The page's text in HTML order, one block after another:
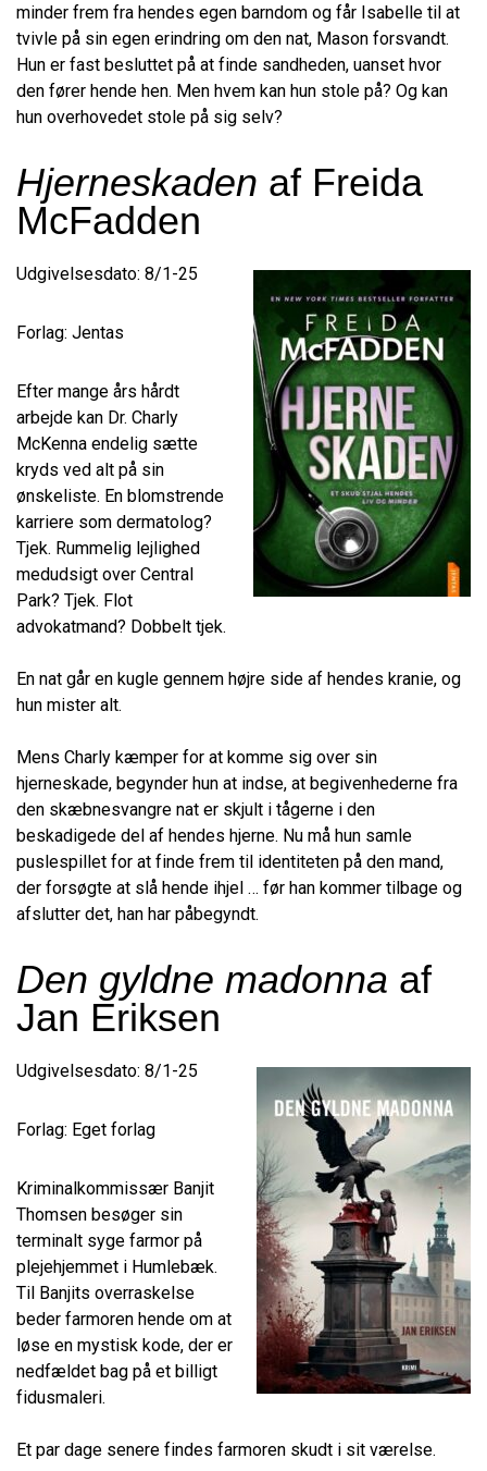
minder frem fra hendes egen barndom og får Isabelle til at
tvivle på sin egen erindring om den nat, Mason forsvandt.
Hun er fast besluttet på at finde sandheden, uanset hvor
den fører hende hen. Men hvem kan hun stole på? Og kan
hun overhovedet stole på sig selv?
Hjerneskaden af Freida
McFadden
Udgivelsesdato: 8/1-25
Forlag: Jentas
Efter mange års hårdt
arbejde kan Dr. Charly
McKenna endelig sætte
kryds ved alt på sin
ønskeliste. En blomstrende
karriere som dermatolog?
Tjek. Rummelig lejlighed
medudsigt over Central
Park? Tjek. Flot
advokatmand? Dobbelt tjek.
En nat går en kugle gennem højre side af hendes kranie, og
hun mister alt.
Mens Charly kæmper for at komme sig over sin
hjerneskade, begynder hun at indse, at begivenhederne fra
den skæbnesvangre nat er skjult i tågerne i den
beskadigede del af hendes hjerne. Nu må hun samle
puslespillet for at finde frem til identiteten på den mand,
der forsøgte at slå hende ihjel … før han kommer tilbage og
afslutter det, han har påbegyndt.
Den gyldne madonna af
Jan Eriksen
Udgivelsesdato: 8/1-25
Forlag: Eget forlag
Kriminalkommissær Banjit
Thomsen besøger sin
terminalt syge farmor på
plejehjemmet i Humlebæk.
Til Banjits overraskelse
beder farmoren hende om at
løse en mystisk kode, der er
nedfældet bag på et billigt
fidusmaleri.
Et par dage senere findes farmoren skudt i sit værelse.